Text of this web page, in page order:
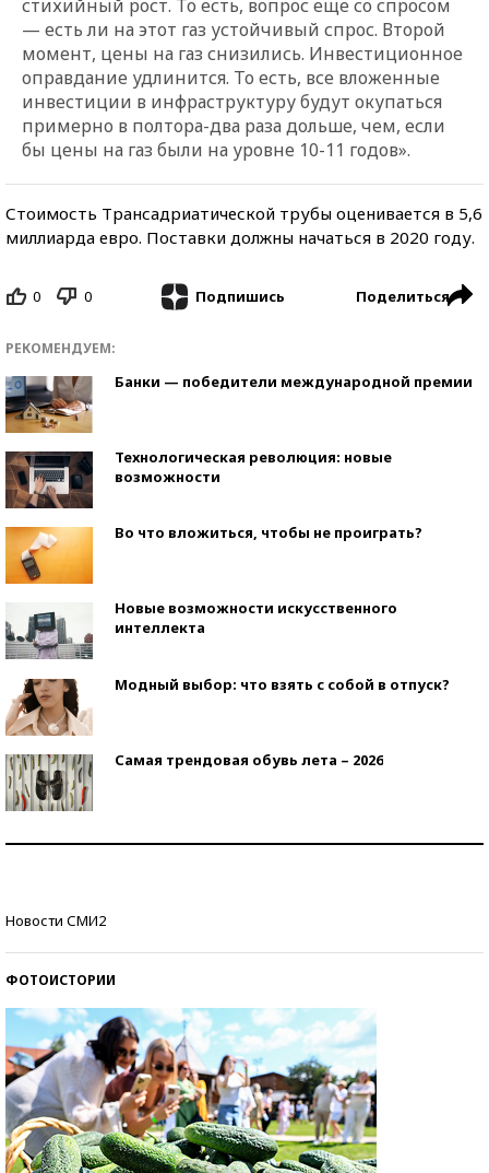
стихийный рост. То есть, вопрос еще со спросом
— есть ли на этот газ устойчивый спрос. Второй
момент, цены на газ снизились. Инвестиционное
оправдание удлинится. То есть, все вложенные
инвестиции в инфраструктуру будут окупаться
примерно в полтора-два раза дольше, чем, если
бы цены на газ были на уровне 10-11 годов».
Стоимость Трансадриатической трубы оценивается в 5,6
миллиарда евро. Поставки должны начаться в 2020 году.
0 0 Подпишись Поделиться
РЕКОМЕНДУЕМ:
Банки — победители международной премии
Технологическая революция: новые
возможности
Во что вложиться, чтобы не проиграть?
Новые возможности искусственного
интеллекта
Модный выбор: что взять с собой в отпуск?
Самая трендовая обувь лета – 2026
Новости СМИ2
ФОТОИСТОРИИ